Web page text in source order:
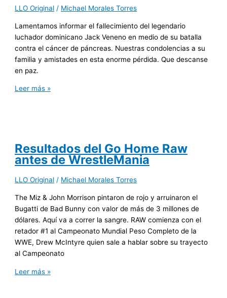
LLO Original / Michael Morales Torres
Lamentamos informar el fallecimiento del legendario
luchador dominicano Jack Veneno en medio de su batalla
contra el cáncer de páncreas. Nuestras condolencias a su
familia y amistades en esta enorme pérdida. Que descanse
en paz.
Leer más »
Resultados del Go Home Raw
antes de WrestleMania
LLO Original / Michael Morales Torres
The Miz & John Morrison pintaron de rojo y arruinaron el
Bugatti de Bad Bunny con valor de más de 3 millones de
dólares. Aquí va a correr la sangre. RAW comienza con el
retador #1 al Campeonato Mundial Peso Completo de la
WWE, Drew McIntyre quien sale a hablar sobre su trayecto
al Campeonato
Leer más »